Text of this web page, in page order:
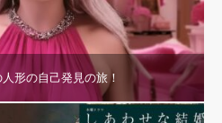
形の自己発見の旅！